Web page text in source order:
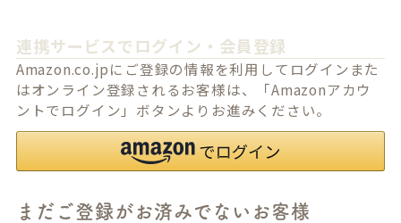
連携サービスでログイン・会員登録
Amazon.co.jpにご登録の情報を利用してログインまた
はオンライン登録されるお客様は、「Amazonアカウ
ントでログイン」ボタンよりお進みください。
まだご登録がお済みでないお客様